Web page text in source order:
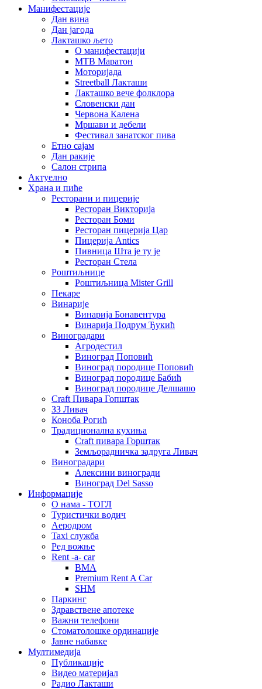
Манифестације
Дан вина
Дан јагода
Лакташко љето
О манифестацији
MTB Маратон
Моторијада
Streetball Лакташи
Лакташко вече фолклора
Словенски дан
Червона Калена
Мршави и дебели
Фестивал занатског пива
Етно сајам
Дан ракије
Салон стрипа
Актуелно
Храна и пиће
Ресторани и пицерије
Ресторан Викторија
Ресторан Боми
Ресторан пицерија Цар
Пицерија Аntics
Пивница Шта је ту је
Ресторан Стела
Роштиљнице
Роштиљница Mister Grill
Пекаре
Винарије
Винарија Бонавентура
Винарија Подрум Ђукић
Виноградари
Агродестил
Виноград Поповић
Виноград породице Поповић
Виноград породице Бабић
Виноград породице Делшашо
Craft Пивара Гопштак
ЗЗ Ливач
Коноба Рогић
Традиционална кухиња
Craft пивара Горштак
Земљорадничка задруга Ливач
Виноградари
Алексини виногради
Виноград Del Sasso
Информације
О нама - ТОГЛ
Туристички водич
Аеродром
Taxi служба
Ред вожње
Rent -a- car
BMA
Premium Rent A Car
SHM
Паркинг
Здравствене апотеке
Важни телефони
Стоматолошке ординације
Јавне набавке
Мултимедија
Публикације
Видео материјал
Радио Лакташи